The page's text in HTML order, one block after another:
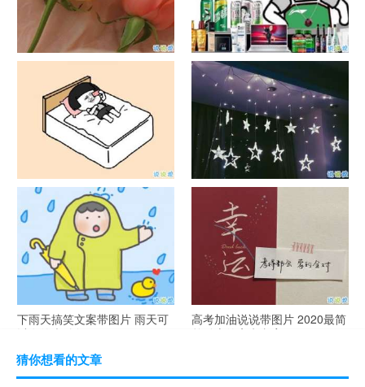
官宣恋爱的说说配图 官宣句子
抖音摆地摊文案 摆地摊的搞笑
说说带图片
谐音梗土味情话大全带图片 油
腻搞笑的土味情话
很酷的霸气句子带图片 最新霸
气说说高冷范
下雨天搞笑文案带图片 雨天可
以发的幽默句子
高考加油说说带图片 2020最简
单励志的高考文案
猜你想看的文章